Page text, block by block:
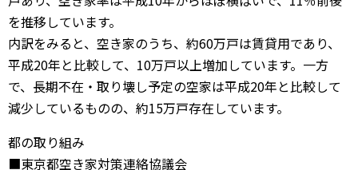
を推移しています。
内訳をみると、空き家のうち、約60万戸は賃貸用であり、
平成20年と比較して、10万戸以上増加しています。一方
で、長期不在・取り壊し予定の空家は平成20年と比較して
減少しているものの、約15万戸存在しています。
都の取り組み
■東京都空き家対策連絡協議会